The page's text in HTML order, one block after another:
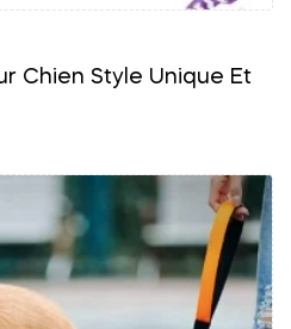
Chien Style Unique Et